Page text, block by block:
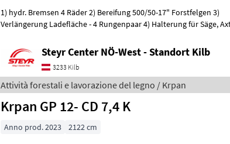
1) hydr. Bremsen 4 Räder 2) Bereifung 500/50-17" Forstfelgen 3)
Verlängerung Ladefläche - 4 Rungenpaar 4) Halterung für Säge, Axt u.
Steyr Center NÖ-West - Standort Kilb
3233 Kilb
Attività forestali e lavorazione del legno / Krpan
Krpan GP 12- CD 7,4 K
Anno prod. 2023 2122 cm